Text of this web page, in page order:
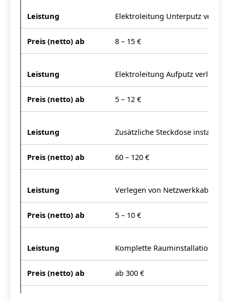
Elektroleitung Unterputz
8 – 15 €
Elektroleitung Aufputz verlegen
5 – 12 €
Zusätzliche Steckdose
60 – 120 €
Verlegen von Netzwerkkabeln
5 – 10 €
Komplette Rauminstallation
ab 300 €